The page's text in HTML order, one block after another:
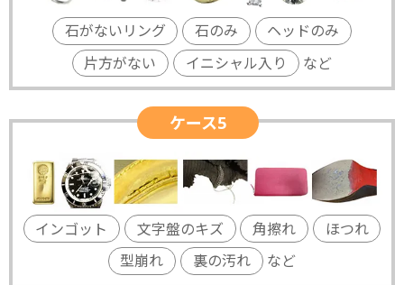
石がないリング 石のみ
ヘッドのみ
片方がない
イニシャル入り など
ケース5
インゴット 文字盤のキズ 角擦れ
ほつれ
型崩れ
裏の汚れ など